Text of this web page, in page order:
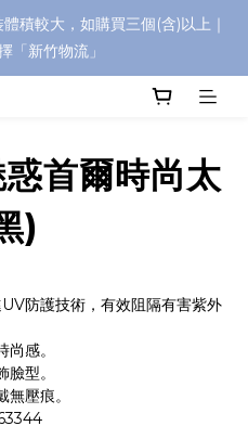
面升級新上市🎉
積較大，如購買三個(含)以上｜
「新竹物流」
首爾時尚太
)
防護技術，有效阻隔有害紫外
感。
型。
壓痕。